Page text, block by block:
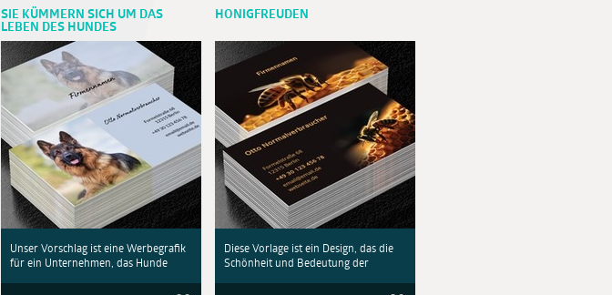
SIE KÜMMERN SICH UM DAS
LEBEN DES HUNDES
Unser Vorschlag ist eine Werbegrafik
für ein Unternehmen, das Hunde
HONIGFREUDEN
Diese Vorlage ist ein Design, das die
Schönheit und Bedeutung der